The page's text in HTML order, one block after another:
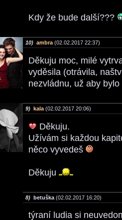
Kdy že bude další???
10) ambra (02.02.2017 22:37)
Děkuju moc, milé
vyděsila (otrávila,
nezvládnu, už aby
9) kala (02.02.2017 20:06)
Děkuju.
Užívám si každou
něco vyvedeš
Děkuju
8) betuška (02.02.2017 16:20)
týraní ludia si